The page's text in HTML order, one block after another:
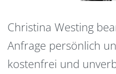
Christina Westing
Anfrage persönlich
kostenfrei und